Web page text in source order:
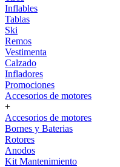
Inflables
Tablas
Ski
Remos
Vestimenta
Calzado
Infladores
Promociones
Accesorios de motores
+
Accesorios de motores
Bornes y Baterias
Rotores
Anodos
Kit Mantenimiento